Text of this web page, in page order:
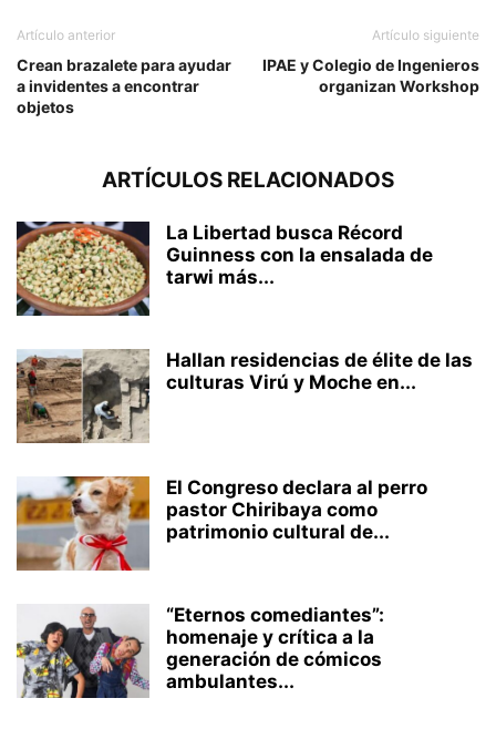
Artículo anterior
Crean brazalete para ayudar
a invidentes a encontrar
objetos
Artículo siguiente
IPAE y Colegio de Ingenieros
organizan Workshop
ARTÍCULOS RELACIONADOS
La Libertad busca Récord
Guinness con la ensalada de
tarwi más...
Hallan residencias de élite de las
culturas Virú y Moche en...
El Congreso declara al perro
pastor Chiribaya como
patrimonio cultural de...
“Eternos comediantes”:
homenaje y crítica a la
generación de cómicos
ambulantes...